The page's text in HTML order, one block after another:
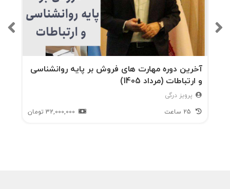
آخرین دوره مهارت های فروش بر پایه روانشناسی
و ارتباطات (مرداد 1405)
پرویز درگی
32,000,000 تومان